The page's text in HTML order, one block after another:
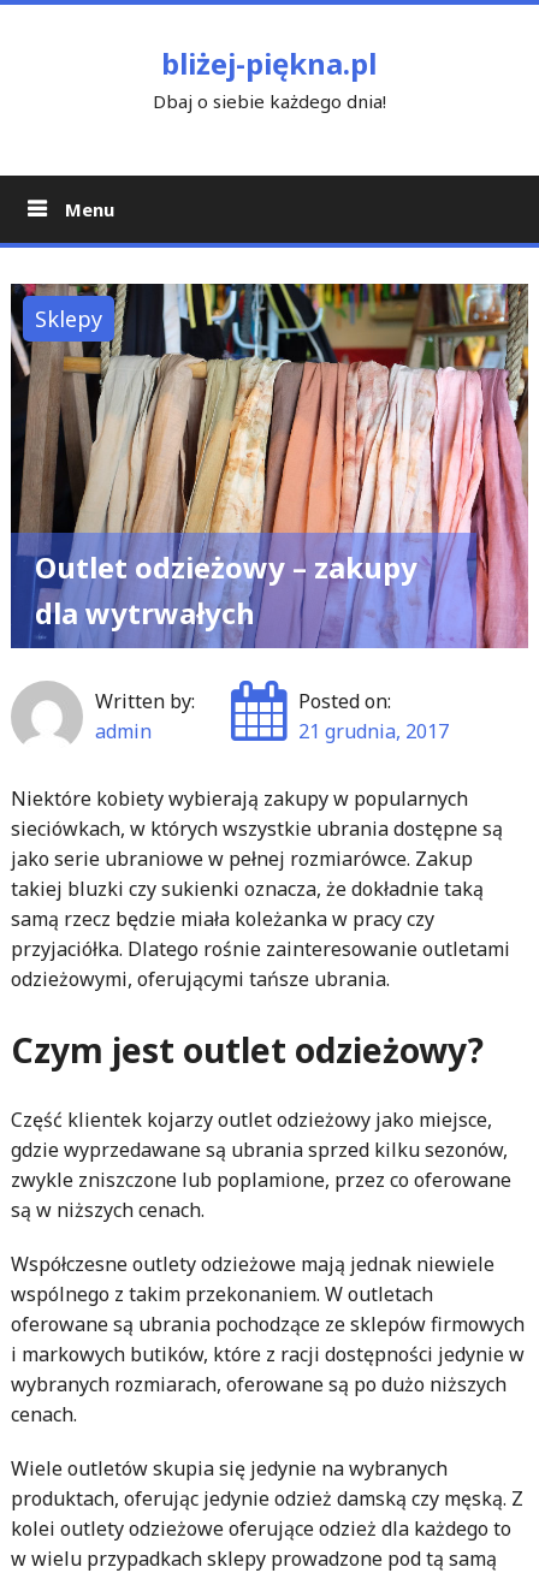
bliżej-piękna.pl
Dbaj o siebie każdego dnia!
Menu
Sklepy
Outlet odzieżowy – zakupy
dla wytrwałych
Written by:
admin
Posted on:
21 grudnia, 2017
Niektóre kobiety wybierają zakupy w popularnych
sieciówkach, w których wszystkie ubrania dostępne są
jako serie ubraniowe w pełnej rozmiarówce. Zakup
takiej bluzki czy sukienki oznacza, że dokładnie taką
samą rzecz będzie miała koleżanka w pracy czy
przyjaciółka. Dlatego rośnie zainteresowanie outletami
odzieżowymi, oferującymi tańsze ubrania.
Czym jest outlet odzieżowy?
Część klientek kojarzy outlet odzieżowy jako miejsce,
gdzie wyprzedawane są ubrania sprzed kilku sezonów,
zwykle zniszczone lub poplamione, przez co oferowane
są w niższych cenach.
Współczesne outlety odzieżowe mają jednak niewiele
wspólnego z takim przekonaniem. W outletach
oferowane są ubrania pochodzące ze sklepów firmowych
i markowych butików, które z racji dostępności jedynie w
wybranych rozmiarach, oferowane są po dużo niższych
cenach.
Wiele outletów skupia się jedynie na wybranych
produktach, oferując jedynie odzież damską czy męską. Z
kolei outlety odzieżowe oferujące odzież dla każdego to
w wielu przypadkach sklepy prowadzone pod tą samą